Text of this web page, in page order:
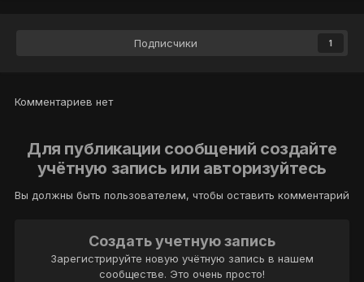
Подписчики 1
Комментариев нет
Для публикации сообщений создайте
учётную запись или авторизуйтесь
Вы должны быть пользователем, чтобы оставить комментарий
Создать учетную запись
Зарегистрируйте новую учётную запись в нашем
сообществе. Это очень просто!